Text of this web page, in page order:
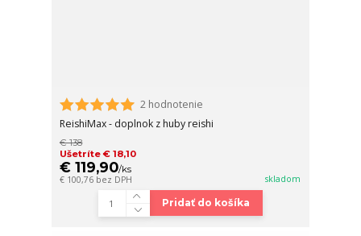
2 hodnotenie
ReishiMax - doplnok z huby reishi
€ 138
Ušetríte € 18,10
€ 119,90/ks
€ 100,76 bez DPH skladom
Pridať do košíka